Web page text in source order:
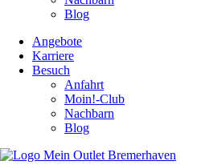
Blog
Angebote
Karriere
Besuch
Anfahrt
Moin!-Club
Nachbarn
Blog